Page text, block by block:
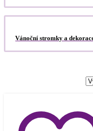
Vánoční stromky a